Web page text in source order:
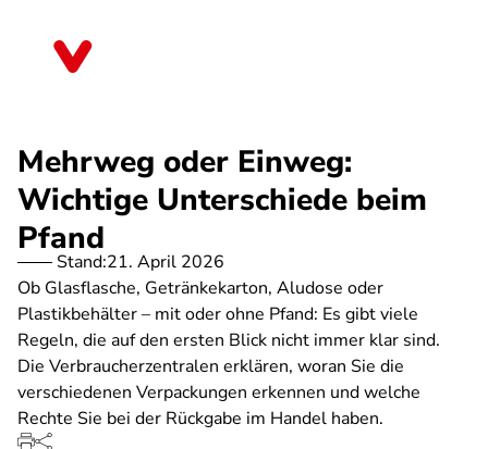
Mehrweg oder Einweg:
Wichtige Unterschiede beim
Pfand
Stand:21. April 2026
Ob Glasflasche, Getränkekarton, Aludose oder
Plastikbehälter – mit oder ohne Pfand: Es gibt viele
Regeln, die auf den ersten Blick nicht immer klar sind.
Die Verbraucherzentralen erklären, woran Sie die
verschiedenen Verpackungen erkennen und welche
Rechte Sie bei der Rückgabe im Handel haben.